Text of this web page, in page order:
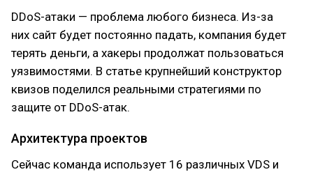
DDoS-атаки — проблема любого бизнеса. Из-за
них сайт будет постоянно падать, компания будет
терять деньги, а хакеры продолжат пользоваться
уязвимостями. В статье крупнейший конструктор
квизов поделился реальными стратегиями по
защите от DDoS-атак.
Архитектура проектов
Сейчас команда использует 16 различных VDS и